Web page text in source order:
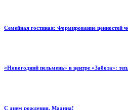
Семейная гостиная: Формирование ценностей
«Новогодний пельмень» в центре «Забота»:
С днем рождения, Мадина!